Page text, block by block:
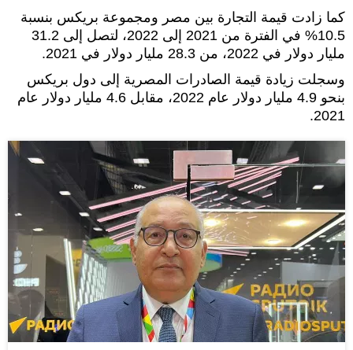
كما زادت قيمة التجارة بين مصر ومجموعة بريكس بنسبة
10.5% في الفترة من 2021 إلى 2022، لتصل إلى 31.2
مليار دولار في 2022، من 28.3 مليار دولار في 2021.
وسجلت زيادة قيمة الصادرات المصرية إلى دول بريكس
بنحو 4.9 مليار دولار عام 2022، مقابل 4.6 مليار دولار عام
2021.